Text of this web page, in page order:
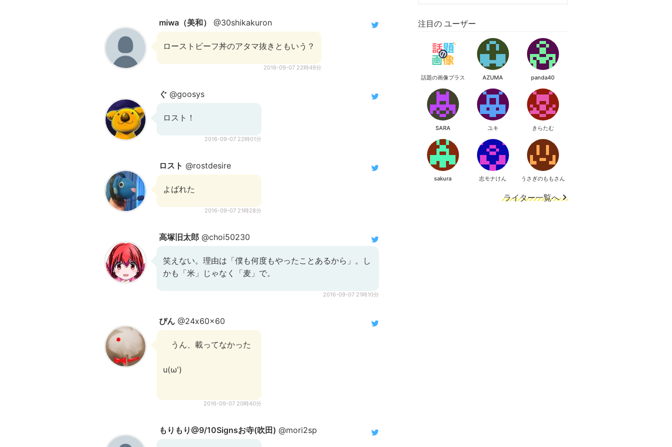
miwa（美和） @30shikakuron
ローストビーフ丼のアタマ抜きともいう？
2016-09-07 22時49分
ぐ @goosys
ロスト！
2016-09-07 22時01分
ロスト @rostdesire
よばれた
2016-09-07 21時28分
高塚旧太郎 @choi50230
笑えない。理由は「僕も何度もやったことあるから」。し
かも「米」じゃなく「麦」で。
2016-09-07 21時10分
ぴん @24x60x60
うん、載ってなかった
u(ω')
2016-09-07 20時40分
もりもり@9/10Signsお寺(吹田) @mori2sp
注目の ユーザー
話題の画像プラス AZUMA panda40
SARA ユキ きらたむ
sakura 志モナけん うさぎのももさん
ライター一覧へ